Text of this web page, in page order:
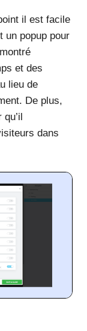
il est facile
un popup pour
et des
lieu de
De plus,
dans